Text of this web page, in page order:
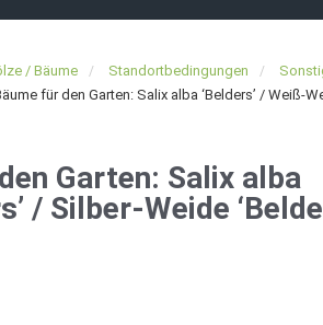
/ Bäume Standortbedingungen
für den Garten: Salix alba ‘Belders’ / Weiß-
Garten: Salix alba
/ Silber-Weide